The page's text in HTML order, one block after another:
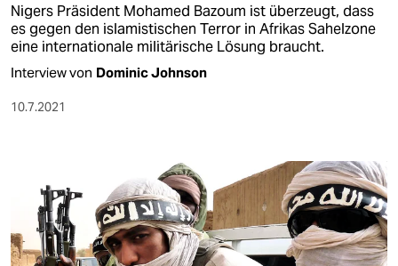
Nigers Präsident Mohamed Bazoum ist überzeugt, dass
es gegen den islamistischen Terror in Afrikas Sahelzone
eine internationale militärische Lösung braucht.
Interview von Dominic Johnson
10.7.2021